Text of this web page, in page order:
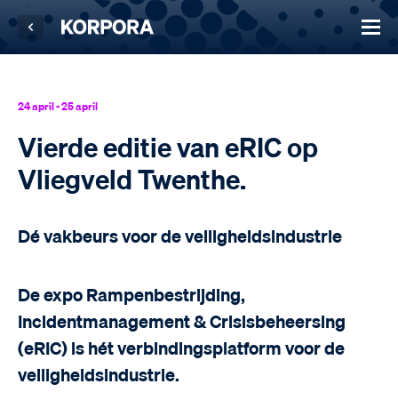
24 april - 25 april
Vierde editie van eRIC op
Vliegveld Twenthe.
Dé vakbeurs voor de veiligheidsindustrie
De expo Rampenbestrijding,
Incidentmanagement & Crisisbeheersing
(eRIC) is hét verbindingsplatform voor de
veiligheidsindustrie.